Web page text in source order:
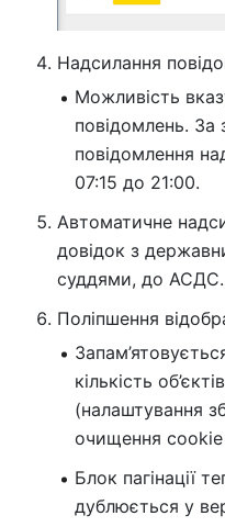
Надсилання
Можливість
повідомлень. За
повідомлення
07:15 до 21:00.
Автоматичне
довідок з
суддями, до АСДС.
Поліпшення
кількість
(налаштування
очищення cookie
Блок пагінації
дублюється у